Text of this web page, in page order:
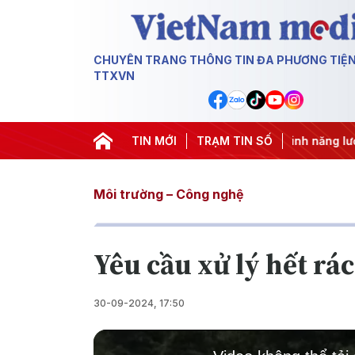
CHUYÊN TRANG THÔNG TIN ĐA PHƯƠNG
TTXVN
TIN MỚI TRẠM TIN SỐ
#Căng thẳng Trung Đông #An ninh năng lượng
Môi trường – Công nghệ
Yêu cầu xử lý hết
30-09-2024, 17:50
This